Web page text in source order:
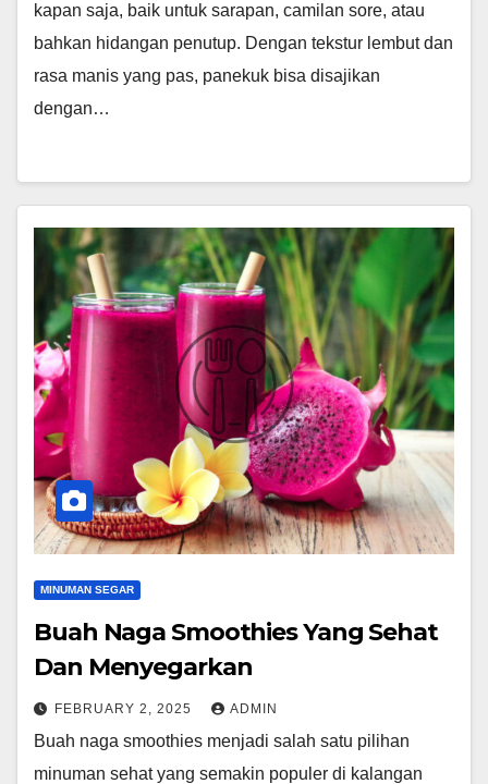
kapan saja, baik untuk sarapan, camilan sore, atau
bahkan hidangan penutup. Dengan tekstur lembut dan
rasa manis yang pas, panekuk bisa disajikan
dengan…
MINUMAN SEGAR
Buah Naga Smoothies Yang Sehat
Dan Menyegarkan
FEBRUARY 2, 2025 ADMIN
Buah naga smoothies menjadi salah satu pilihan
minuman sehat yang semakin populer di kalangan